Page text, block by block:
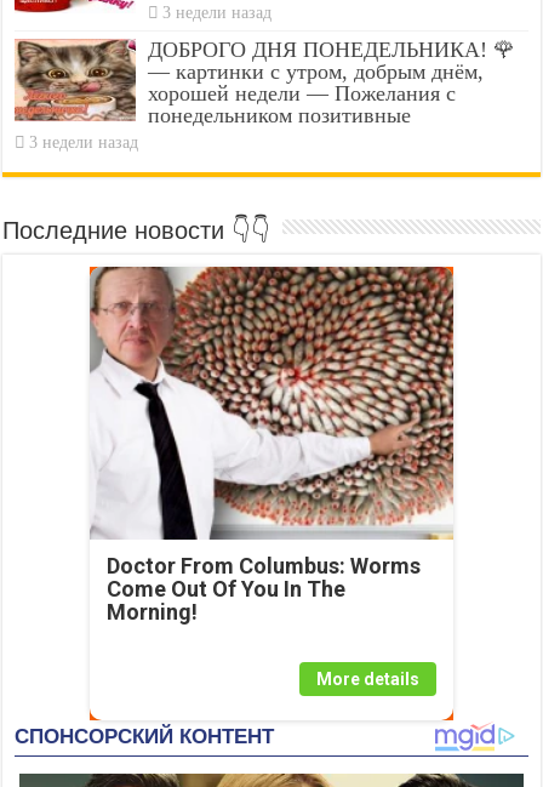
3 недели назад
ДОБРОГО ДНЯ ПОНЕДЕЛЬНИКА! 🌹
— картинки с утром, добрым днём,
хорошей недели — Пожелания с
понедельником позитивные
3 недели назад
Последние новости 👇👇
Doctor From Columbus: Worms
Come Out Of You In The
Morning!
More details